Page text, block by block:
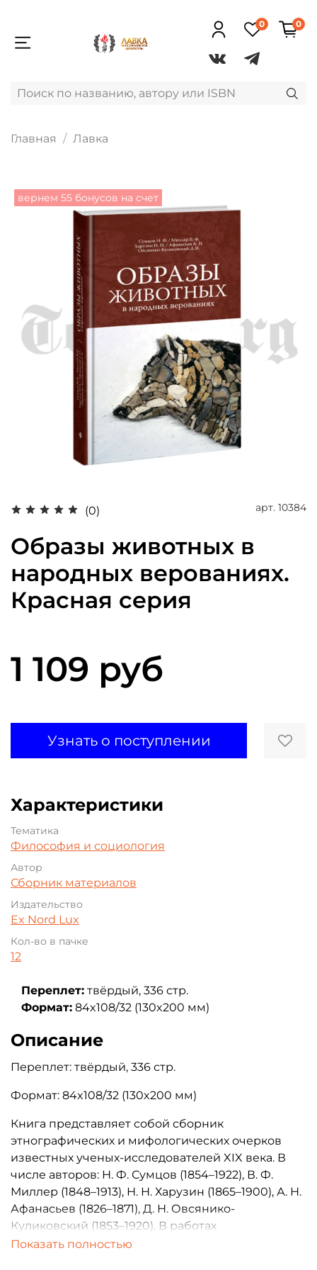
0 0
Главная Лавка
вернем 55 бонусов на счет
(0) арт. 10384
Образы животных в
народных верованиях.
Красная серия
1 109 руб
Узнать о поступлении
Характеристики
Тематика
Философия и социология
Автор
Сборник материалов
Издательство
Ex Nord Lux
Кол-во в пачке
12
Переплет: твёрдый, 336 стр.
Формат: 84x108/32 (130x200 мм)
Описание
Переплет: твёрдый, 336 стр.
Формат: 84x108/32 (130x200 мм)
Книга представляет собой сборник
этнографических и мифологических очерков
известных ученых-исследователей XIX века. В
числе авторов: Н. Ф. Сумцов (1854–1922), В. Ф.
Миллер (1848–1913), Н. Н. Харузин (1865–1900), А. Н.
Афанасьев (1826–1871), Д. Н. Овсянико-
Куликовский (1853–1920). В работах
разносторонне рассмотрены этнографические
Показать полностью